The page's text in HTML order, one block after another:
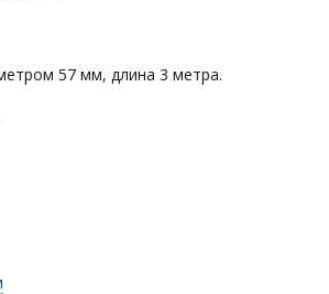
57 мм, длина 3 метра.